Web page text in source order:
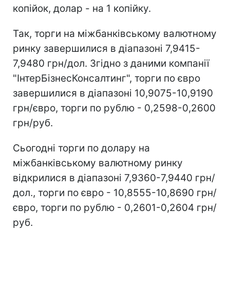
копійок, долар - на 1 копійку.
Так, торги на міжбанківському валютному
ринку завершилися в діапазоні 7,9415-
7,9480 грн/дол. Згідно з даними компанії
"ІнтерБізнесКонсалтинг", торги по євро
завершилися в діапазоні 10,9075-10,9190
грн/євро, торги по рублю - 0,2598-0,2600
грн/руб.
Сьогодні торги по долару на
міжбанківському валютному ринку
відкрилися в діапазоні 7,9360-7,9440 грн/
дол., торги по євро - 10,8555-10,8690 грн/
євро, торги по рублю - 0,2601-0,2604 грн/
руб.